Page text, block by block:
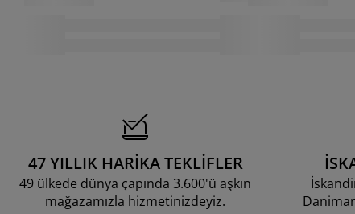
47 YILLIK HARİKA TEKLİFLER
49 ülkede dünya çapında 3.600'ü aşkın
mağazamızla hizmetinizdeyiz.